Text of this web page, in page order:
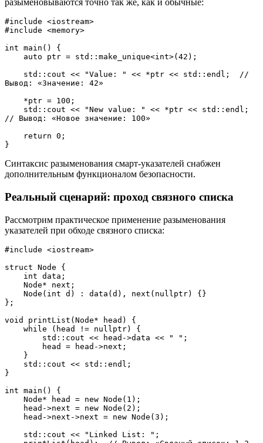
разыменовываются точно так же, как и обычные:
#include <iostream>
#include <memory>
int main() {
    auto ptr = std::make_unique<int>(42);
Вывод: «Значение: 42»
    *ptr = 100;
// Вывод: «Новое значение: 100»
    return 0;
}
Синтаксис разыменования смарт-указателей снабжен
дополнительным функционалом безопасности.
Реальный сценарий: проход связного списка
Рассмотрим практическое применение разыменования
указателей при обходе связного списка:
#include <iostream>
struct Node {
    int data;
    Node* next;
    Node(int d) : data(d), next(nullptr) {}
};
void printList(Node* head) {
    while (head != nullptr) {
        std::cout << head->data << " ";
        head = head->next;
    }
    std::cout << std::endl;
}
int main() {
    Node* head = new Node(1);
    head->next = new Node(2);
    head->next->next = new Node(3);
    std::cout << "Linked List: ";